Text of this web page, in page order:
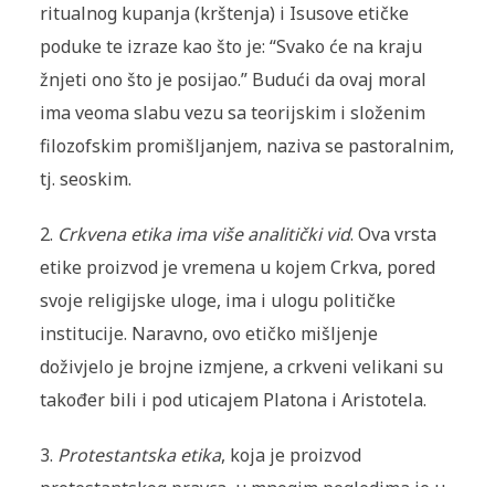
ritualnog kupanja (krštenja) i Isusove etičke
poduke te izraze kao što je: “Svako će na kraju
žnjeti ono što je posijao.” Budući da ovaj moral
ima veoma slabu vezu sa teorijskim i složenim
filozofskim promišljanjem, naziva se pastoralnim,
tj. seoskim.
2. Crkvena etika ima više analitički vid. Ova vrsta
etike proizvod je vremena u kojem Crkva, pored
svoje religijske uloge, ima i ulogu političke
institucije. Naravno, ovo etičko mišljenje
doživjelo je brojne izmjene, a crkveni velikani su
također bili i pod uticajem Platona i Aristotela.
3. Protestantska etika, koja je proizvod